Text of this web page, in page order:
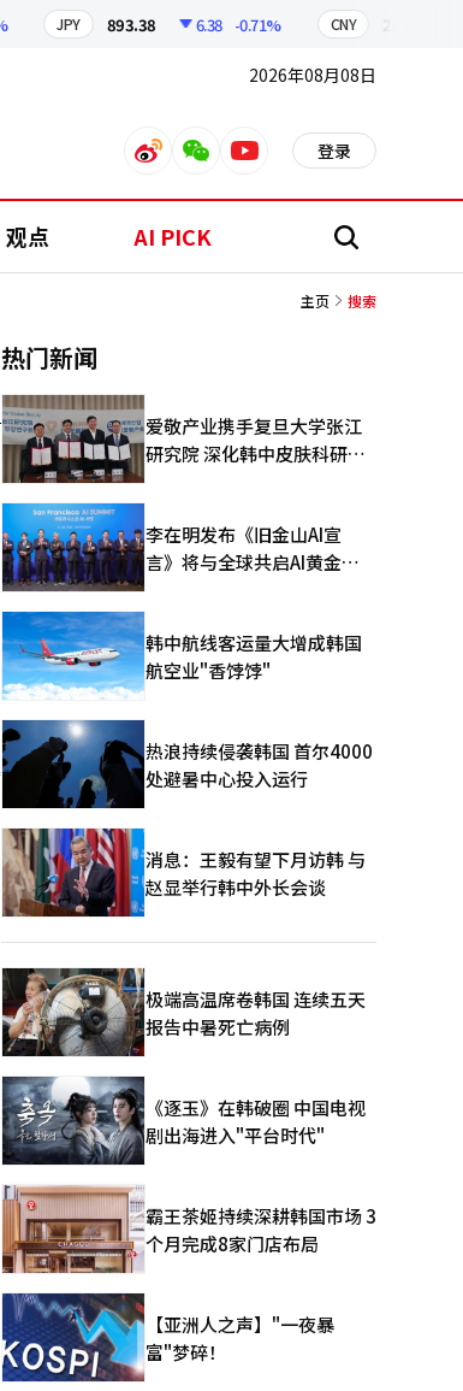
JPY 893.38 6.38 -0.71% CNY
2026年08月08日
weiboweixinyoutube 登录
观点 AI PICK 搜
主页 搜索
热门新闻
爱敬产业携手复旦大学张江
研究院 深化韩中皮肤科研合
李在明发布《旧金山AI宣
言》将与全球共启AI黄金时
韩中航线客运量大增成韩国
航空业"香饽饽"
热浪持续侵袭韩国 首尔4000
处避暑中心投入运行
消息：王毅有望下月访韩 与
赵显举行韩中外长会谈
极端高温席卷韩国 连续五天
报告中暑死亡病例
《逐玉》在韩破圈 中国电视
剧出海进入"平台时代"
霸王茶姬持续深耕韩国市场 3
个月完成8家门店布局
【亚洲人之声】"一夜暴
富"梦碎！